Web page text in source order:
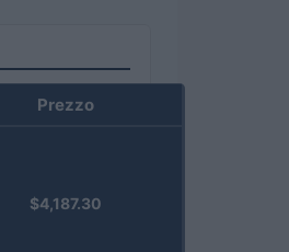
Prezzo
$4,187.30